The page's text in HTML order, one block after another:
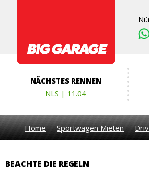
NÄCHSTES RENNEN
NLS | 11.04
Home Sportwagen Mieten
BEACHTE DIE REGELN